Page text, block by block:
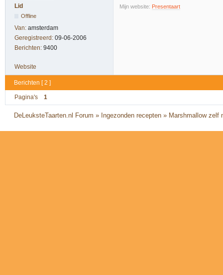
Lid
Offline
Van: amsterdam
Geregistreerd: 09-06-2006
Berichten: 9400
Mijn website: Presentaart
Website
Berichten [ 2 ]
Pagina's 1
DeLeuksteTaarten.nl Forum » Ingezonden recepten » Marshmallow zelf